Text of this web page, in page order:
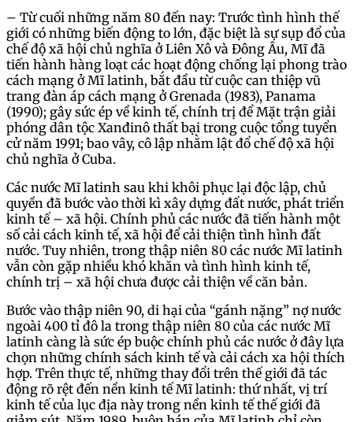
– Từ cuối những năm 80 đến nay: Trước tình hình thế
giới có những biến động to lớn, đặc biệt là sự sụp đổ của
chế độ xã hội chủ nghĩa ở Liên Xô và Đông Âu, Mĩ đã
tiến hành hàng loạt các hoạt động chống lại phong trào
cách mạng ở Mĩ latinh, bắt đầu từ cuộc can thiệp vũ
trang đàn áp cách mạng ở Grenada (1983), Panama
(1990); gây sức ép về kinh tế, chính trị để Mặt trận giải
phóng dân tộc Xanđinô thất bại trong cuộc tổng tuyển
cử năm 1991; bao vây, cô lập nhằm lật đổ chế độ xã hội
chủ nghĩa ở Cuba.
Các nước Mĩ latinh sau khi khôi phục lại độc lập, chủ
quyền đã bước vào thời kì xây dựng đất nước, phát triển
kinh tế – xã hội. Chính phủ các nước đã tiến hành một
số cải cách kinh tế, xã hội để cải thiện tình hình đất
nước. Tuy nhiên, trong thập niên 80 các nước Mĩ latinh
vẫn còn gặp nhiều khó khăn và tình hình kinh tế,
chính trị – xã hội chưa được cải thiện về căn bản.
Bước vào thập niên 90, di hại của “gánh nặng” nợ nước
ngoài 400 tỉ đô la trong thập niên 80 của các nước Mĩ
latinh càng là sức ép buộc chính phủ các nước ở đây lựa
chọn những chính sách kinh tế và cải cách xa hội thích
hợp. Trên thực tế, những thay đổi trên thế giới đã tác
động rõ rệt đến nền kinh tế Mĩ latinh: thứ nhất, vị trí
kinh tế của lục địa này trong nền kinh tế thế giới đã